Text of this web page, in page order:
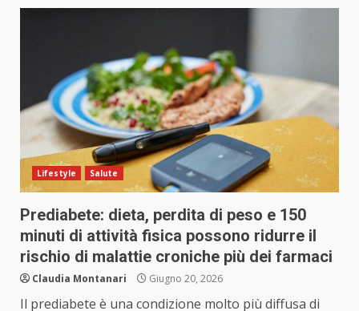
Lifestyle Salute
Prediabete: dieta, perdita di peso e 150
minuti di attività fisica possono ridurre il
rischio di malattie croniche più dei farmaci
Claudia Montanari Giugno 20, 2026
Il prediabete è una condizione molto più diffusa di